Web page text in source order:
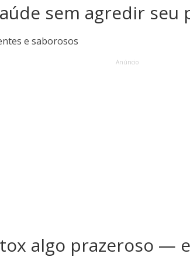
sem agredir seu
e saborosos
Anúncio
algo prazeroso —